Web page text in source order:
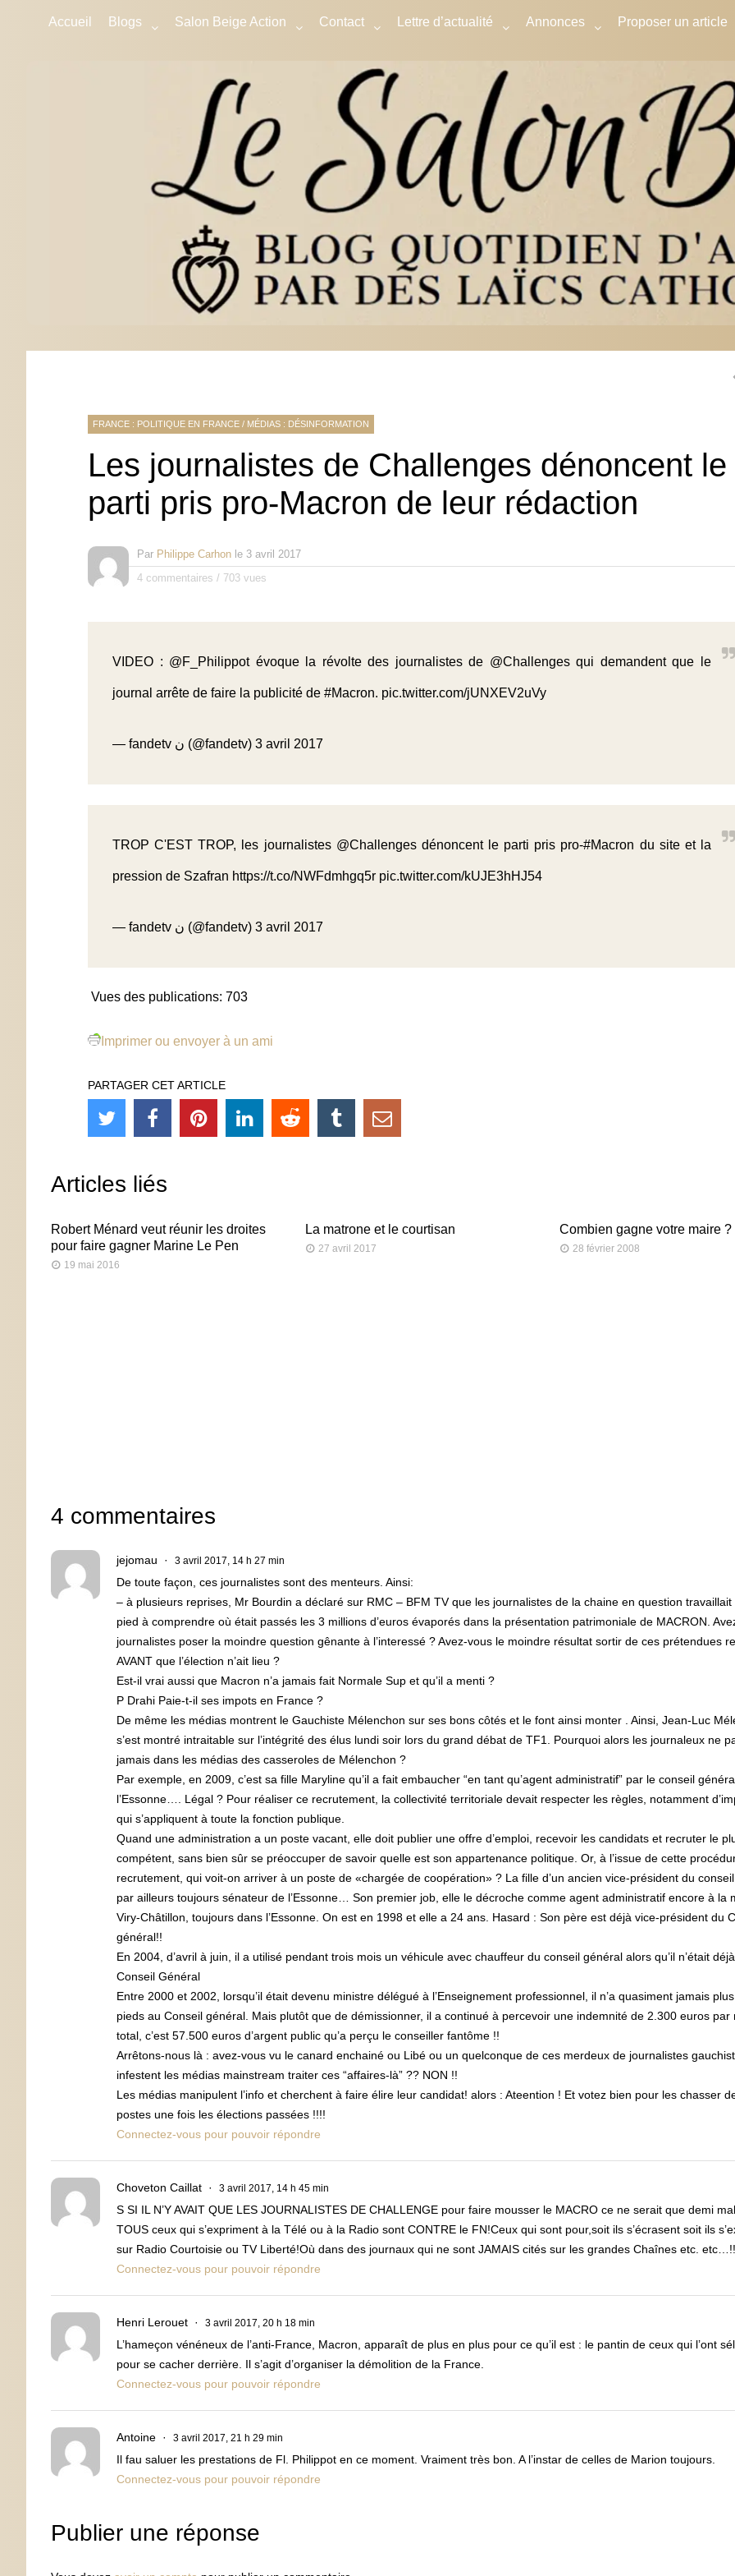
Accueil Blogs Salon Beige Action Contact Lettre d’actualité Annonces Proposer un article
FRANCE : POLITIQUE EN FRANCE / MÉDIAS : DÉSINFORMATION
Les journalistes de Challenges dénoncent le
parti pris pro-Macron de leur rédaction
Par Philippe Carhon le 3 avril 2017
4 commentaires / 703 vues
VIDEO : @F_Philippotévoque la révolte des journalistes de @Challengesqui demandent que le
journal arrête de faire la publicité de #Macron. pic.twitter.com/jUNXEV2uVy
— fandetv ن (@fandetv) 3 avril 2017
TROP C'EST TROP, les journalistes @Challengesdénoncent le parti pris pro-#Macron du site et la
pression de Szafran https://t.co/NWFdmhgq5r pic.twitter.com/kUJE3hHJ54
— fandetv ن (@fandetv) 3 avril 2017
Vues des publications: 703
Imprimer ou envoyer à un ami
PARTAGER CET ARTICLE
Articles liés
Robert Ménard veut réunir les droites
pour faire gagner Marine Le Pen
19 mai 2016
La matrone et le courtisan
27 avril 2017
Combien gagne votre maire ?
28 février 2008
4 commentaires
jejomau 3 avril 2017, 14 h 27 min
De toute façon, ces journalistes sont des menteurs. Ainsi:
– à plusieurs reprises, Mr Bourdin a déclaré sur RMC – BFM TV que les journalistes de la chaine en question travaillait
pied à comprendre où était passés les 3 millions d’euros évaporés dans la présentation patrimoniale de MACRON.
journalistes poser la moindre question gênante à l’interessé ? Avez-vous le moindre résultat sortir de ces prétendues
AVANT que l’élection n’ait lieu ?
Est-il vrai aussi que Macron n’a jamais fait Normale Sup et qu’il a menti ?
P Drahi Paie-t-il ses impots en France ?
De même les médias montrent le Gauchiste Mélenchon sur ses bons côtés et le font ainsi monter . Ainsi, Jean-Luc
s’est montré intraitable sur l’intégrité des élus lundi soir lors du grand débat de TF1. Pourquoi alors les journaleux ne
jamais dans les médias des casseroles de Mélenchon ?
Par exemple, en 2009, c’est sa fille Maryline qu’il a fait embaucher “en tant qu’agent administratif” par le conseil
l’Essonne…. Légal ? Pour réaliser ce recrutement, la collectivité territoriale devait respecter les règles, notamment
qui s’appliquent à toute la fonction publique.
Quand une administration a un poste vacant, elle doit publier une offre d’emploi, recevoir les candidats et recruter le
compétent, sans bien sûr se préoccuper de savoir quelle est son appartenance politique. Or, à l’issue de cette
recrutement, qui voit-on arriver à un poste de «chargée de coopération» ? La fille d’un ancien vice-président du
par ailleurs toujours sénateur de l’Essonne… Son premier job, elle le décroche comme agent administratif encore à la
Viry-Châtillon, toujours dans l’Essonne. On est en 1998 et elle a 24 ans. Hasard : Son père est déjà vice-président du
général!!
En 2004, d’avril à juin, il a utilisé pendant trois mois un véhicule avec chauffeur du conseil général alors qu’il n’était
Conseil Général
Entre 2000 et 2002, lorsqu’il était devenu ministre délégué à l’Enseignement professionnel, il n’a quasiment jamais
pieds au Conseil général. Mais plutôt que de démissionner, il a continué à percevoir une indemnité de 2.300 euros par
total, c’est 57.500 euros d’argent public qu’a perçu le conseiller fantôme !!
Arrêtons-nous là : avez-vous vu le canard enchainé ou Libé ou un quelconque de ces merdeux de journalistes
infestent les médias mainstream traiter ces “affaires-là” ?? NON !!
Les médias manipulent l’info et cherchent à faire élire leur candidat! alors : Ateention ! Et votez bien pour les chasser
postes une fois les élections passées !!!!
Connectez-vous pour pouvoir répondre
Choveton Caillat 3 avril 2017, 14 h 45 min
S SI IL N’Y AVAIT QUE LES JOURNALISTES DE CHALLENGE pour faire mousser le MACRO ce ne serait que demi
TOUS ceux qui s’expriment à la Télé ou à la Radio sont CONTRE le FN!Ceux qui sont pour,soit ils s’écrasent soit ils
sur Radio Courtoisie ou TV Liberté!Où dans des journaux qui ne sont JAMAIS cités sur les grandes Chaînes etc. etc…!!
Connectez-vous pour pouvoir répondre
Henri Lerouet 3 avril 2017, 20 h 18 min
L’hameçon vénéneux de l’anti-France, Macron, apparaît de plus en plus pour ce qu’il est : le pantin de ceux qui l’ont
pour se cacher derrière. Il s’agit d’organiser la démolition de la France.
Connectez-vous pour pouvoir répondre
Antoine 3 avril 2017, 21 h 29 min
Il fau saluer les prestations de Fl. Philippot en ce moment. Vraiment très bon. A l’instar de celles de Marion toujours.
Connectez-vous pour pouvoir répondre
Publier une réponse